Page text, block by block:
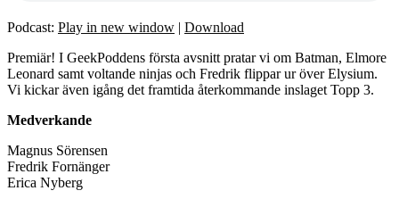
Podcast: Play in new window | Download
Premiär! I GeekPoddens första avsnitt pratar vi om Batman, Elmore
Leonard samt voltande ninjas och Fredrik flippar ur över Elysium.
Vi kickar även igång det framtida återkommande inslaget Topp 3.
Medverkande
Magnus Sörensen
Fredrik Fornänger
Erica Nyberg